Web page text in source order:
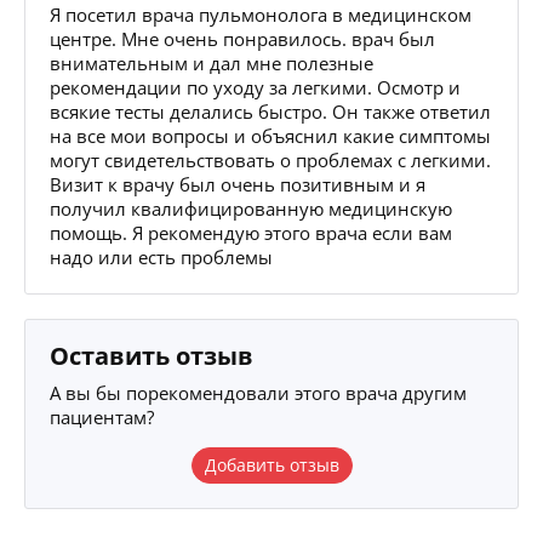
Я посетил врача пульмонолога в медицинском
центре. Мне очень понравилось. врач был
внимательным и дал мне полезные
рекомендации по уходу за легкими. Осмотр и
всякие тесты делались быстро. Он также ответил
на все мои вопросы и объяснил какие симптомы
могут свидетельствовать о проблемах с легкими.
Визит к врачу был очень позитивным и я
получил квалифицированную медицинскую
помощь. Я рекомендую этого врача если вам
надо или есть проблемы
Оставить отзыв
А вы бы порекомендовали этого врача другим
пациентам?
Добавить отзыв